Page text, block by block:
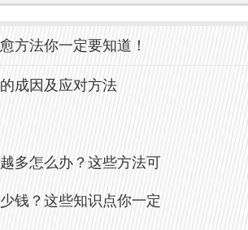
响雀斑的形成。例如，
可能会导致黑色素分布不
皮肤缺乏维生素或矿物
沉着现象。
方法你一定要知道！
成因及应对方法
多怎么办？这些方法可
钱？这些知识点你一定